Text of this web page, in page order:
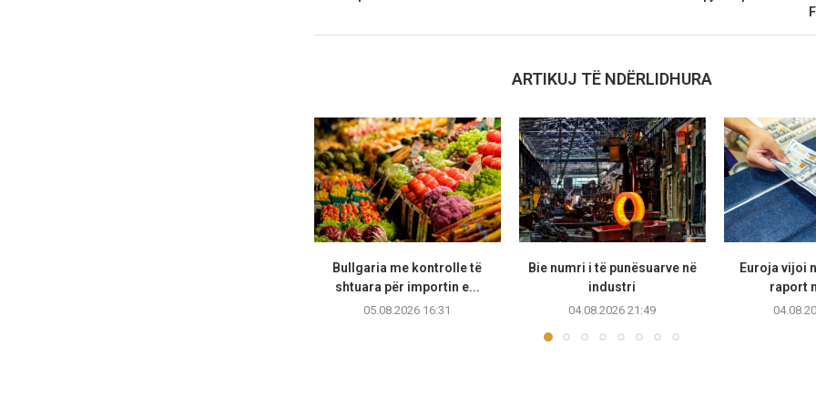
ARTIKUJ TË NDËRLIDHURA
Bullgaria me kontrolle të
shtuara për importin e...
05.08.2026 16:31
Bie numri i të punësuarve në
industri
04.08.2026 21:49
Euroja vijoi
raport